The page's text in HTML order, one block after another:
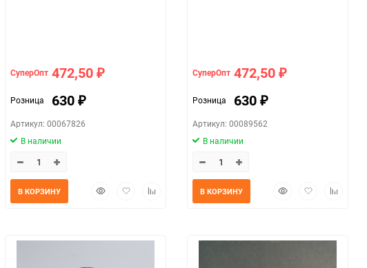
СуперОпт 472,50 ₽
Розница 630 ₽
Артикул: 00067826
В наличии
БыстрыйДобавитьДобавить
В КОРЗИНУ
СуперОпт 472,50 ₽
Розница 630 ₽
Артикул: 00089562
В наличии
БыстрыйДобавить
В КОРЗИНУ